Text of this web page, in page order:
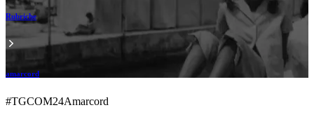
Rubriche
amarcord
#TGCOM24Amarcord